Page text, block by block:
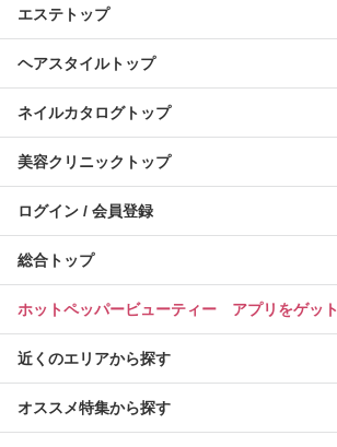
エステトップ
ヘアスタイルトップ
ネイルカタログトップ
美容クリニックトップ
ログイン / 会員登録
総合トップ
ホットペッパービューティー アプリをゲット
近くのエリアから探す
オススメ特集から探す